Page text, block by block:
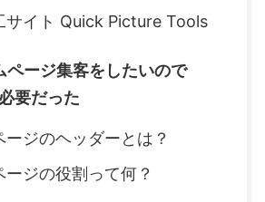
サイト Quick Picture Tools
ページ集客をしたいので
要だった
ージのヘッダーとは？
ージの役割って何？